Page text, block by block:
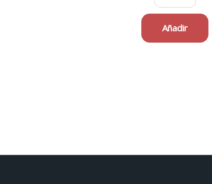
Añadir